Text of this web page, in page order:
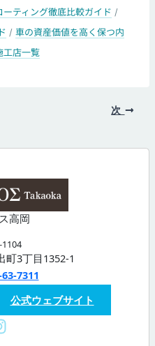
ティング徹底比較ガイド /
/車の資産価値を高く保つ内
工店一覧
次
高岡
町3丁目1352-1
7311
公式ウェブサイト